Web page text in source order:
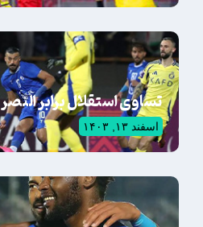
تساوی استقلال برابر النصر
اسفند ۱۳, ۱۴۰۳